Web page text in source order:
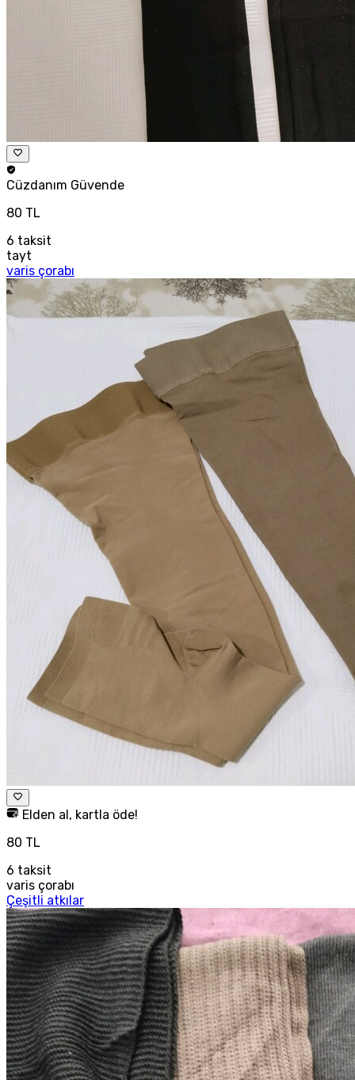
Cüzdanım Güvende
80 TL
6 taksit
tayt
varis çorabı
Elden al, kartla öde!
80 TL
6 taksit
varis çorabı
Çeşitli atkılar